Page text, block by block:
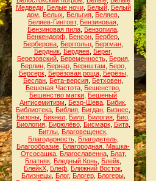
Медведи, Белые ночи, Белый, Белый
дом
Белых Бельгия Беляев
Беляев-Гинтовт, Бензиновая
Бензиновая пила Бензопила
Бенкендорф Бенсон Бербер
Берберова Берггольц Бергман
Бердник Бердяев Берег,
Березовский, Беременность, Берия,
Берлин, Бернар, Бернштам Беро,
Берсерк, Берёзовая роща, Берёзы,
Беслан Бета-версия Бетховен
Бешеная Частота Бешенство
Бешенство матки Бешеный
Антисемитизм
Беэр-Шева Бибик
Библиотека Библия Бигдан Бизнес
Бизоны Бикнел Билл Билогия Био
Биология, Бирюлёво, Бисмарк, Бита,
Битлы Благовещенск
Благодарность, Благодетель,
Благообразие Благородная. Машка-
Отсосашка, Благославенна, Блат,
Блатняк Бледный Конь Блейк
БлейкХ Блеф Ближний Восток
Близнецы, Блог, Блогер, Блогеры,